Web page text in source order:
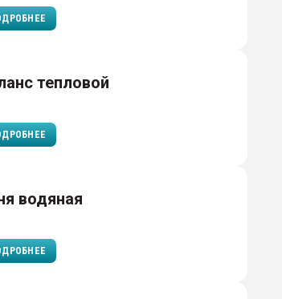
тепловой
водяная